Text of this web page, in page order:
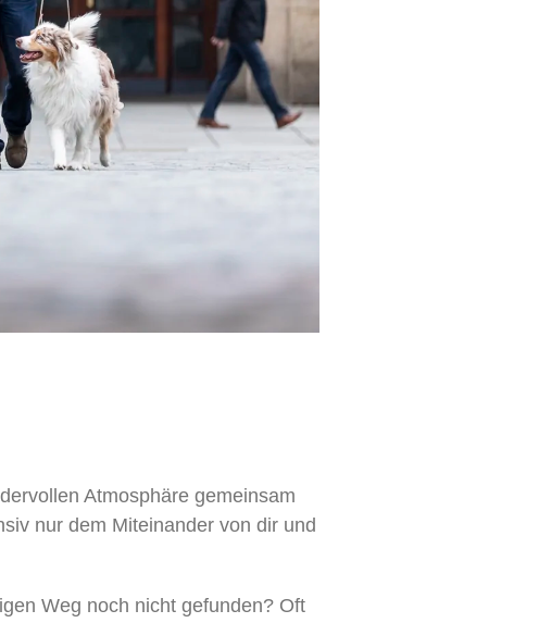
Atmosphäre gemeinsam
nur dem Miteinander von dir und
Weg noch nicht gefunden? Oft